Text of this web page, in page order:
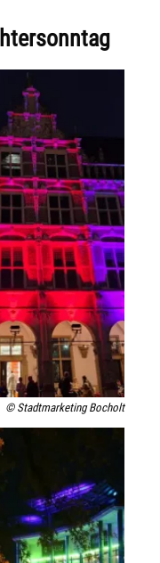
© Stadtmarketing Bocholt